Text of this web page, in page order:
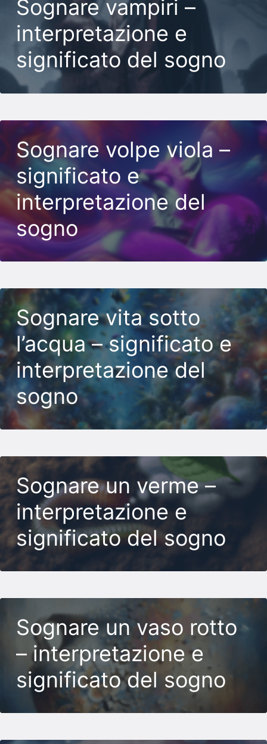
Sognare vampiri –
interpretazione e
significato del sogno
Sognare volpe viola –
significato e
interpretazione del
sogno
Sognare vita sotto
l’acqua – significato e
interpretazione del
sogno
Sognare un verme –
interpretazione e
significato del sogno
Sognare un vaso rotto
– interpretazione e
significato del sogno